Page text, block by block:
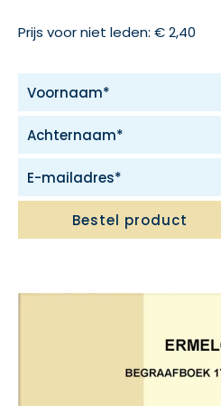
Prijs voor niet leden: € 2,40
Bestel product